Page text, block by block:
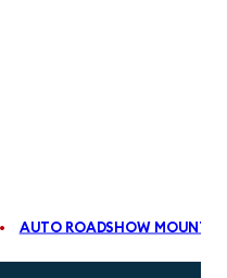
AUTO ROADSHOW